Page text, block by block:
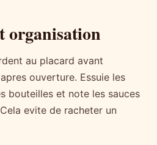
organisation
au placard avant
ouverture. Essuie les
bouteilles et note les sauces
evite de racheter un